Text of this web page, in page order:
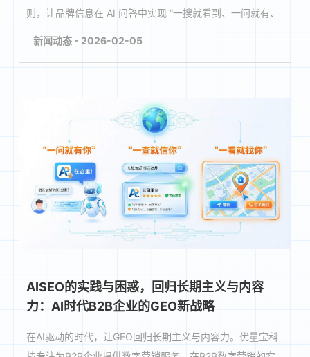
则，让品牌信息在 AI 问答中实现 “一搜就看到、一问就有、
新闻动态 - 2026-02-05
AISEO的实践与困惑，回归长期主义与内容
力：AI时代B2B企业的GEO新战略
在AI驱动的时代，让GEO回归长期主义与内容力。优量宝科